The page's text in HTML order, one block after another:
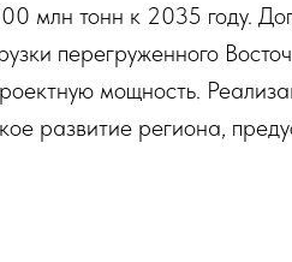
млн тонн к 2035 году.
перегруженного
мощность.
развитие региона,